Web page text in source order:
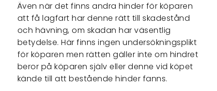
Även när det finns andra hinder för köparen
att få lagfart har denne rätt till skadestånd
och hävning, om skadan har väsentlig
betydelse. Här finns ingen undersökningsplikt
för köparen men rätten gäller inte om hindret
beror på köparen själv eller denne vid köpet
kände till att bestående hinder fanns.